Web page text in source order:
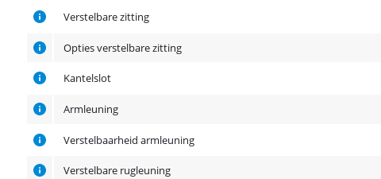
Verstelmogelijkheden stoel
Verstelbare zitting
Opties verstelbare zitting
Kantelslot
Armleuning
Verstelbaarheid armleuning
Verstelbare rugleuning